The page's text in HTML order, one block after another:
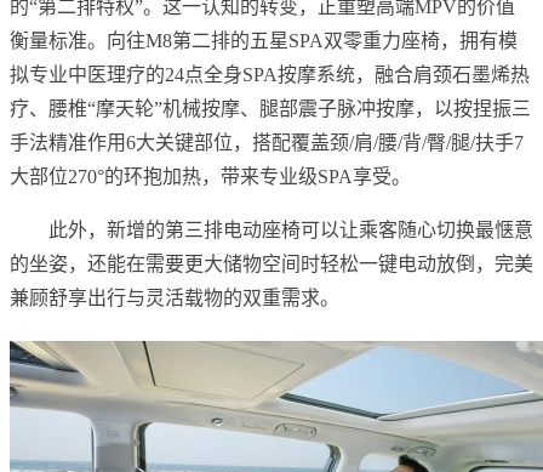
的“第二排特权”。这一认知的转变，正重塑高端MPV的价值
衡量标准。向往M8第二排的五星SPA双零重力座椅，拥有模
拟专业中医理疗的24点全身SPA按摩系统，融合肩颈石墨烯热
疗、腰椎“摩天轮”机械按摩、腿部震子脉冲按摩，以按捏振三
手法精准作用6大关键部位，搭配覆盖颈/肩/腰/背/臀/腿/扶手7
大部位270°的环抱加热，带来专业级SPA享受。
此外，新增的第三排电动座椅可以让乘客随心切换最惬意
的坐姿，还能在需要更大储物空间时轻松一键电动放倒，完美
兼顾舒享出行与灵活载物的双重需求。